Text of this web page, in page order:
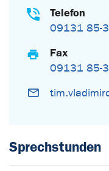
Telefon
09131 85-
Fax
09131 85-
Sprechstunden